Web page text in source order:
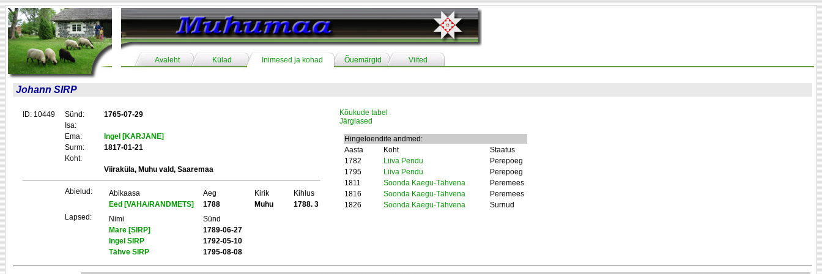
Avaleht Külad Inimesed ja kohad Õuemärgid Viited
Johann SIRP
ID: 10449 Sünd:
1765-07-29
Isa:
Ema:
Ingel [KARJANE]
Surm:
1817-01-21
Koht:
Viiraküla, Muhu vald, Saaremaa
Abielud: Abikaasa Aeg Kirik
Kihlus
Eed [VAHA/RANDMETS]
1788 Muhu
1788. 3
Lapsed:
Nimi
Sünd
Mare [SIRP]
1789-06-27
Ingel SIRP
1792-05-10
Tähve SIRP
1795-08-08
Kõukude tabel
Järglased
Hingeloendite andmed:
Aasta
Koht
Staatus
1782
Liiva Pendu
Perepoeg
1795
Liiva Pendu
Perepoeg
1811
Soonda Kaegu-Tähvena
Peremees
1816
Soonda Kaegu-Tähvena
Peremees
1826
Soonda Kaegu-Tähvena Surnud